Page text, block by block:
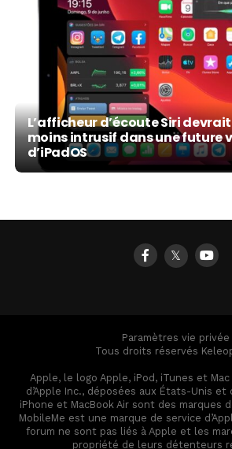
L’afficheur d’écoute Siri
moins intrusif dans une future
d’iPadOS
𝕏
Paramètres vie privée
Tous droits réservés
Apple, le logo Apple, iPod, iTunes et
d’Apple Inc., déposées aux États-Unis et
iPhone et MacBook Air sont des marques
MobileMe est une marque de service
forum ne sont pas liés à Apple et les
propriété de leurs détenteurs